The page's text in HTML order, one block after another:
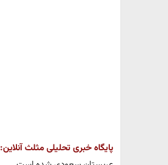
پایگاه خبری تحلیلی مثلث آنلاین: